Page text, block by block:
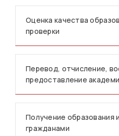
Оценка качества
проверки
Перевод, отчисление,
предоставление
Получение образования
гражданами